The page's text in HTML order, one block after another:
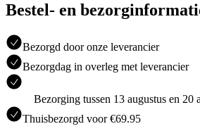
Bestel- en
Bezorgd door onze leverancier
Bezorgdag in overleg met leverancier
Bezorging tussen 13 augustus en 20
Thuisbezorgd voor €69.95